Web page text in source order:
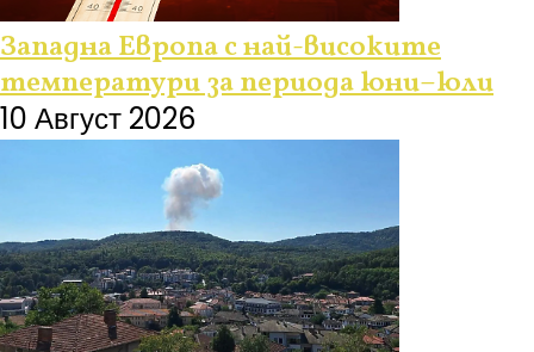
Западна Европа с най-високите
температури за периода юни–юли
10 Август 2026